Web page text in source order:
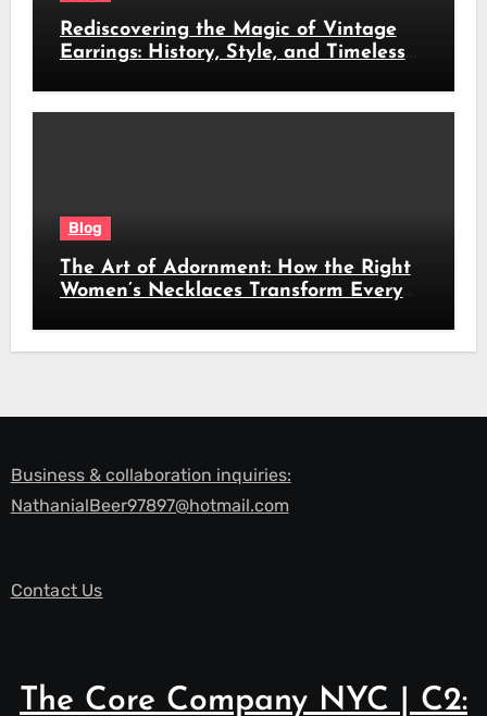
Rediscovering the Magic of Vintage
Earrings: History, Style, and Timeless
Blog
The Art of Adornment: How the Right
Women’s Necklaces Transform Every
Business & collaboration inquiries:
NathanialBeer97897@hotmail.com
Contact Us
The Core Company NYC | C2: